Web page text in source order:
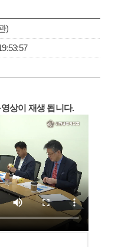
)
상이 재생 됩니다.